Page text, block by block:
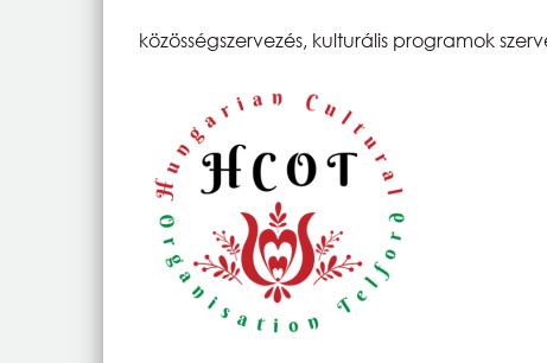
közösségszervezés, kulturális programok